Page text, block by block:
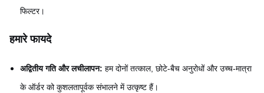
फिल्टर।
हमारे फायदे
अद्वितीय गति और लचीलापन: हम दोनों तत्काल, छोटे-बैच अनुरोधों और उच्च-मात्रा
के ऑर्डर को कुशलतापूर्वक संभालने में उत्कृष्ट हैं।